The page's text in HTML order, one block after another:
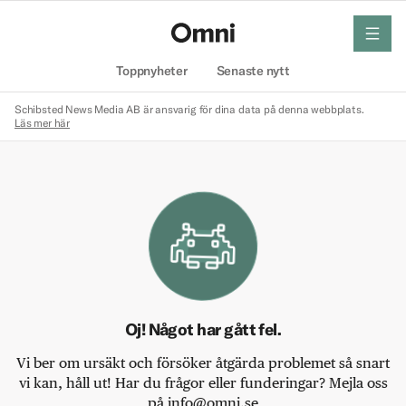
Toppnyheter Senaste nytt
meny
Schibsted News Media AB är ansvarig för dina data på denna webbplats.
Läs mer här
Oj! Något har gått fel.
Vi ber om ursäkt och försöker åtgärda problemet så snart
vi kan, håll ut! Har du frågor eller funderingar? Mejla oss